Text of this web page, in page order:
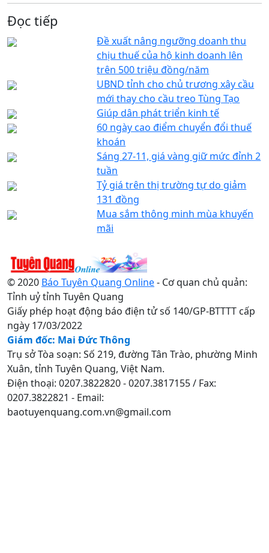
Đọc tiếp
Đề xuất nâng ngưỡng doanh thu
chịu thuế của hộ kinh doanh lên
trên 500 triệu đồng/năm
UBND tỉnh cho chủ trương xây cầu
mới thay cho cầu treo Tùng Tạo
Giúp dân phát triển kinh tế
60 ngày cao điểm chuyển đổi thuế
khoán
Sáng 27-11, giá vàng giữ mức đỉnh 2
tuần
Tỷ giá trên thị trường tự do giảm
131 đồng
Mua sắm thông minh mùa khuyến
mãi
© 2020 Báo Tuyên Quang Online- Cơ quan chủ quản:
Tỉnh uỷ tỉnh Tuyên Quang
Giấy phép hoạt động báo điện tử số 140/GP-BTTTT cấp
ngày 17/03/2022
Giám đốc: Mai Đức Thông
Trụ sở Tòa soạn: Số 219, đường Tân Trào, phường Minh
Xuân, tỉnh Tuyên Quang, Việt Nam.
Điện thoại: 0207.3822820 - 0207.3817155 / Fax:
0207.3822821 - Email:
baotuyenquang.com.vn@gmail.com